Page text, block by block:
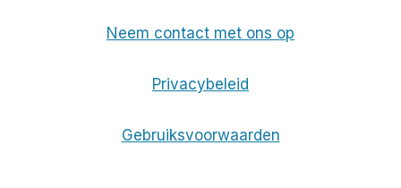
Neem contact met ons op
Privacybeleid
Gebruiksvoorwaarden